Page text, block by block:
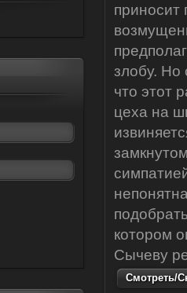
злобу. Но
что этот
цеха на
котором
Сычеву
Смотреть/